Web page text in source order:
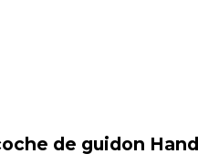
de guidon